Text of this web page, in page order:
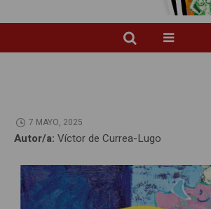
7 MAYO, 2025
Autor/a: Víctor de Currea-Lugo